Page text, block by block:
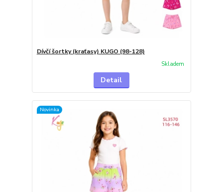
Dívčí šortky (kraťasy) KUGO (98-128)
Skladem
Detail
Novinka